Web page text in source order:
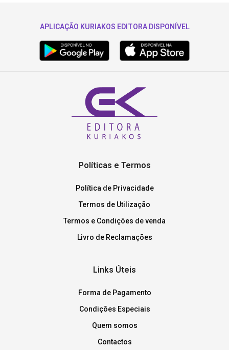
APLICAÇÃO KURIAKOS EDITORA DISPONÍVEL
Políticas e Termos
Política de Privacidade
Termos de Utilização
Termos e Condições de venda
Livro de Reclamações
Links Úteis
Forma de Pagamento
Condições Especiais
Quem somos
Contactos